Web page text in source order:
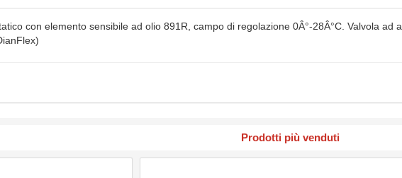
con elemento sensibile ad olio 891R, campo di regolazione 0Â°-28Â°C. Valvola
Prodotti più venduti